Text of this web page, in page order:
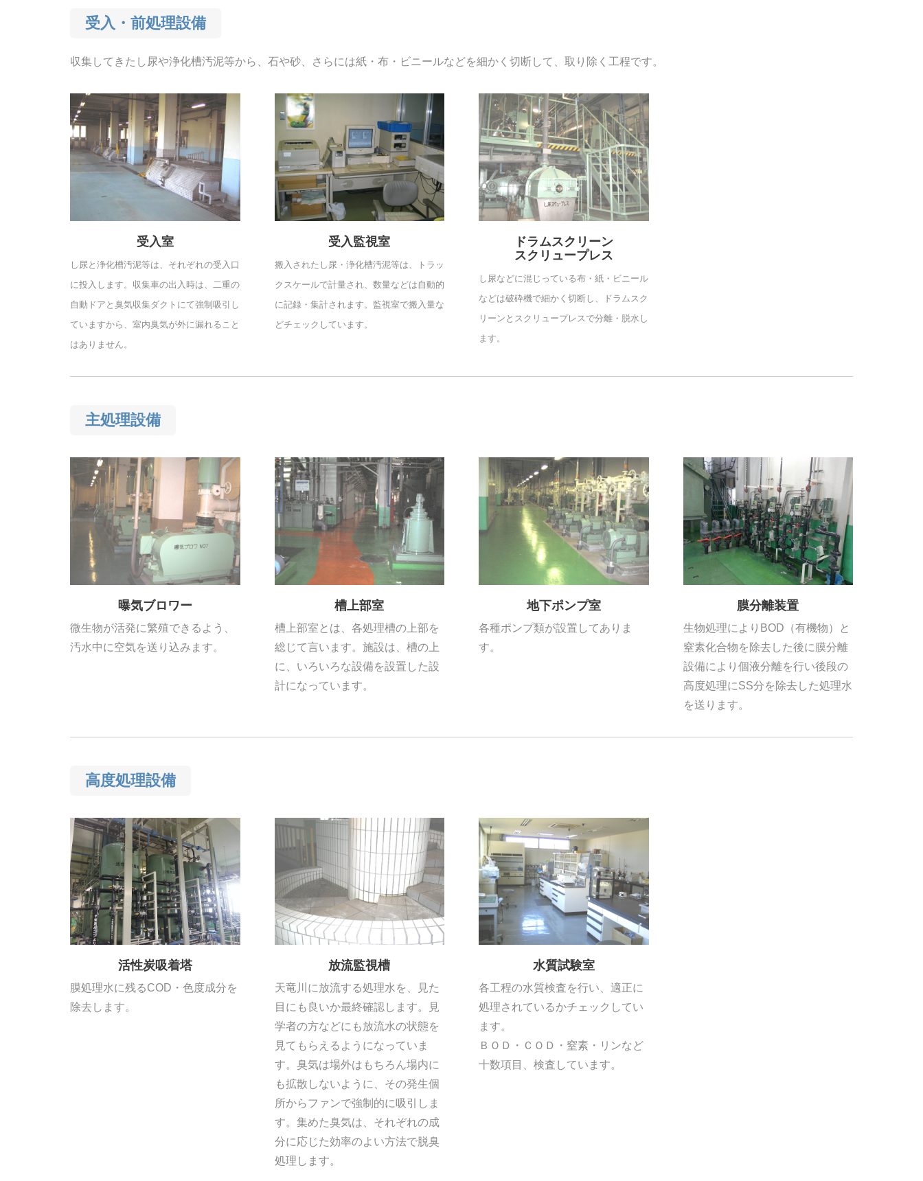
受入・前処理設備
収集してきたし尿や浄化槽汚泥等から、石や砂、さらには紙・布・ビニールなどを細かく切断して、取り除く工程です。
受入室
し尿と浄化槽汚泥等は、それぞれの受入口
に投入します。収集車の出入時は、二重の
自動ドアと臭気収集ダクトにて強制吸引し
ていますから、室内臭気が外に漏れること
はありません。
受入監視室
搬入されたし尿・浄化槽汚泥等は、トラッ
クスケールで計量され、数量などは自動的
に記録・集計されます。監視室で搬入量な
どチェックしています。
ドラムスクリーン
スクリュープレス
し尿などに混じっている布・紙・ビニール
などは破砕機で細かく切断し、ドラムスク
リーンとスクリュープレスで分離・脱水し
ます。
主処理設備
曝気ブロワー
微生物が活発に繁殖できるよう、
汚水中に空気を送り込みます。
槽上部室
槽上部室とは、各処理槽の上部を
総じて言います。施設は、槽の上
に、いろいろな設備を設置した設
計になっています。
地下ポンプ室
各種ポンプ類が設置してありま
す。
膜分離装置
生物処理によりBOD（有機物）と
窒素化合物を除去した後に膜分離
設備により個液分離を行い後段の
高度処理にSS分を除去した処理水
を送ります。
高度処理設備
活性炭吸着塔
膜処理水に残るCOD・色度成分を
除去します。
放流監視槽
天竜川に放流する処理水を、見た
目にも良いか最終確認します。見
学者の方などにも放流水の状態を
見てもらえるようになっていま
す。臭気は場外はもちろん場内に
も拡散しないように、その発生個
所からファンで強制的に吸引しま
す。集めた臭気は、それぞれの成
分に応じた効率のよい方法で脱臭
処理します。
水質試験室
各工程の水質検査を行い、適正に
処理されているかチェックしてい
ます。
ＢＯＤ・ＣＯＤ・窒素・リンなど
十数項目、検査しています。